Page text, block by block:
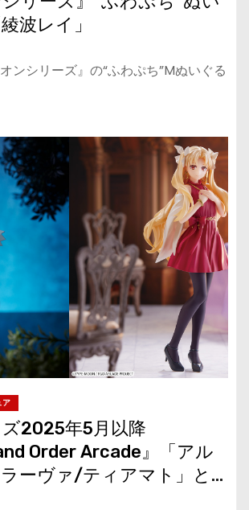
波レイ」
ンシリーズ』の“ふわぷち”Mぬいぐる
ア
2025年5月以降
Order Arcade』「アル
ーヴァ/ティアマト」と
レシュキガル」が再登